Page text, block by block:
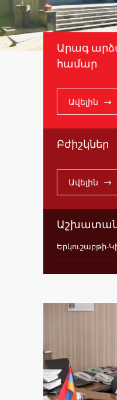
Արագ
համար
Ավելին
Բժիշկներ
Ավելին
Երկուշաբթի-